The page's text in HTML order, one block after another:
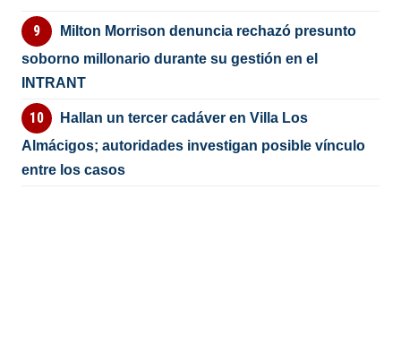
Milton Morrison denuncia rechazó presunto
soborno millonario durante su gestión en el
INTRANT
Hallan un tercer cadáver en Villa Los
Almácigos; autoridades investigan posible vínculo
entre los casos